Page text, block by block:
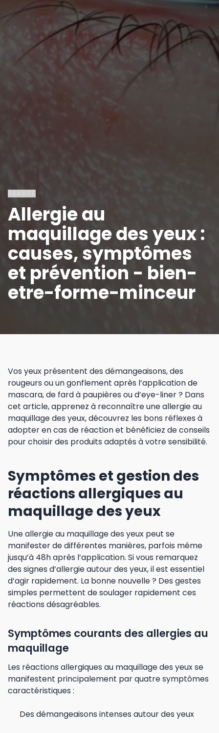
Allergie au
maquillage des yeux :
causes, symptômes
et prévention - bien-
etre-forme-minceur
Vos yeux présentent des démangeaisons, des
rougeurs ou un gonflement après l’application de
mascara, de fard à paupières ou d’eye-liner ? Dans
cet article, apprenez à reconnaître une allergie au
maquillage des yeux, découvrez les bons réflexes à
adopter en cas de réaction et bénéficiez de conseils
pour choisir des produits adaptés à votre sensibilité.
Symptômes et gestion des
réactions allergiques au
maquillage des yeux
Une allergie au maquillage des yeux peut se
manifester de différentes manières, parfois même
jusqu’à 48h après l’application. Si vous remarquez
des signes d’allergie autour des yeux, il est essentiel
d’agir rapidement. La bonne nouvelle ? Des gestes
simples permettent de soulager rapidement ces
réactions désagréables.
Symptômes courants des allergies au
maquillage
Les réactions allergiques au maquillage des yeux se
manifestent principalement par quatre symptômes
caractéristiques :
Des démangeaisons intenses autour des yeux